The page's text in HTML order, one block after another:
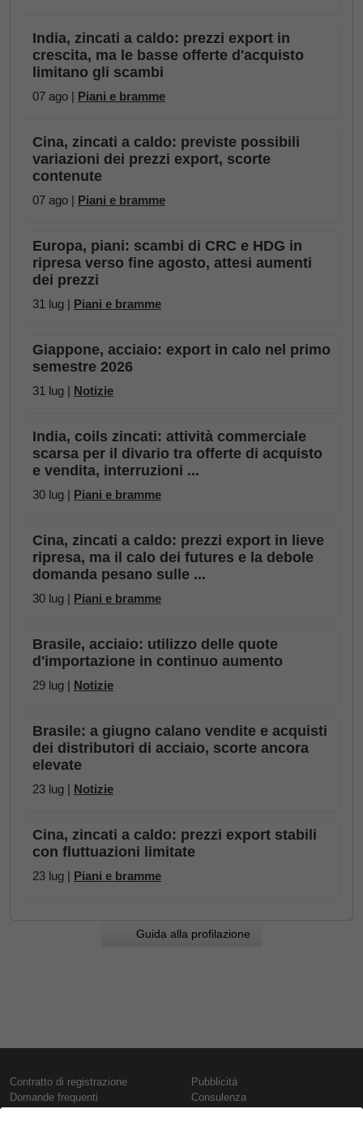
India, zincati a caldo: prezzi export in
crescita, ma le basse offerte d'acquisto
limitano gli scambi
07 ago | Piani e bramme
Cina, zincati a caldo: previste possibili
variazioni dei prezzi export, scorte
contenute
07 ago | Piani e bramme
Europa, piani: scambi di CRC e HDG in
ripresa verso fine agosto, attesi aumenti
dei prezzi
31 lug | Piani e bramme
Giappone, acciaio: export in calo nel primo
semestre 2026
31 lug | Notizie
India, coils zincati: attività commerciale
scarsa per il divario tra offerte di acquisto
e vendita, interruzioni ...
30 lug | Piani e bramme
Cina, zincati a caldo: prezzi export in lieve
ripresa, ma il calo dei futures e la debole
domanda pesano sulle ...
30 lug | Piani e bramme
Brasile, acciaio: utilizzo delle quote
d'importazione in continuo aumento
29 lug | Notizie
Brasile: a giugno calano vendite e acquisti
dei distributori di acciaio, scorte ancora
elevate
23 lug | Notizie
Cina, zincati a caldo: prezzi export stabili
con fluttuazioni limitate
23 lug | Piani e bramme
Guida alla profilazione
Contratto di registrazione
Domande frequenti
Pubblicità
Consulenza